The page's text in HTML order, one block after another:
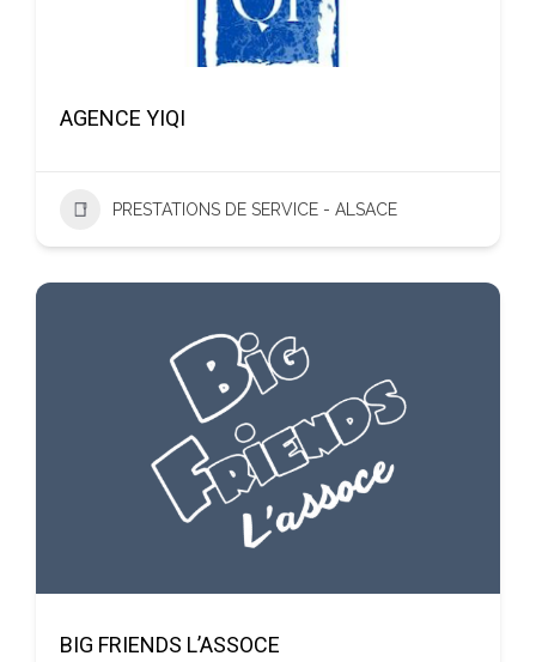
AGENCE YIQI
PRESTATIONS DE SERVICE - ALSACE
BIG FRIENDS L’ASSOCE